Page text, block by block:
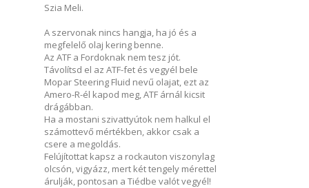
Szia Meli.
A szervonak nincs hangja, ha jó és a
megfelelő olaj kering benne.
Az ATF a Fordoknak nem tesz jót.
Távolítsd el az ATF-fet és vegyél bele
Mopar Steering Fluid nevű olajat, ezt az
Amero-R-él kapod meg, ATF árnál kicsit
drágábban.
Ha a mostani szivattyútok nem halkul el
számottevő mértékben, akkor csak a
csere a megoldás.
Felújítottat kapsz a rockauton viszonylag
olcsón, vigyázz, mert két tengely mérettel
árulják, pontosan a Tiédbe valót vegyél!